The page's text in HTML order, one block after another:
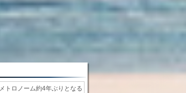
メトロノーム約4年ぶりとなる